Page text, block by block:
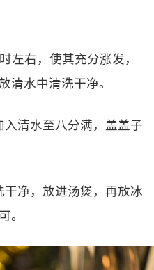
左右，使其充分涨发，
清水中清洗干净。
清水至八分满，盖盖子
净，放进汤煲，再放冰
。